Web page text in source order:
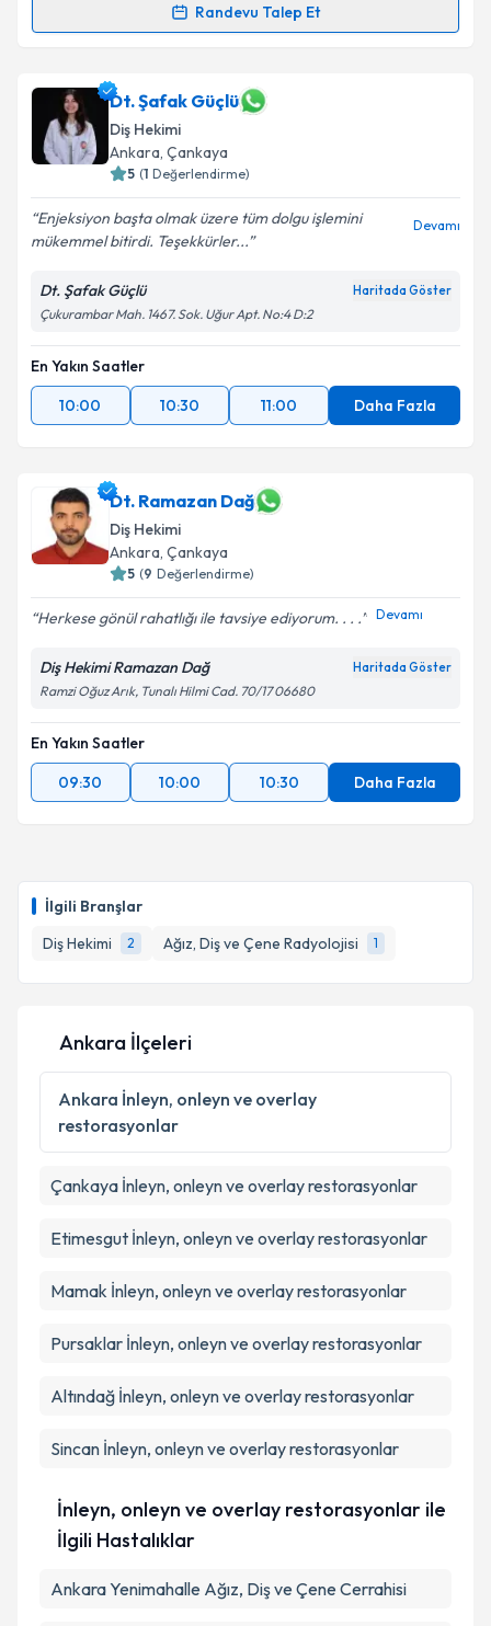
İlgili Branşlar
Diş Hekimi
2 Ağız, Diş ve Çene Radyolojisi 1
Randevu Talep Et
hazırlandığında e-posta ile bilgilendireceğiz.
E-posta Adresiniz
Kişisel verilerimin işlenmesine ilişkin
kapsamda işlenmesini kabul ediyorum.
Dt. Şafak Güçlü
Diş Hekimi
Ankara, Çankaya
5 (1 Değerlendirme)
Enjeksiyon başta olmak üzere tüm dolgu işlemini
mükemmel bitirdi. Teşekkürler...
Devamı
Dt. Şafak Güçlü Haritada Göster
Çukurambar Mah. 1467. Sok. Uğur Apt. No:4 D:2
En Yakın Saatler
10:00
10:30 11:00 Daha Fazla
Dt. Ramazan Dağ
Diş Hekimi
Ankara, Çankaya
5 (9 Değerlendirme)
Herkese gönül rahatlığı ile tavsiye ediyorum. . . . Devamı
Diş Hekimi Ramazan Dağ Haritada Göster
Ramzi Oğuz Arık, Tunalı Hilmi Cad. 70/17 06680
En Yakın Saatler
09:30
10:00 10:30 Daha Fazla
Ankara İlçeleri
Ankara İnleyn, onleyn ve overlay
restorasyonlar
Çankaya İnleyn, onleyn ve overlay restorasyonlar
Etimesgut İnleyn, onleyn ve overlay restorasyonlar
Mamak İnleyn, onleyn ve overlay restorasyonlar
Pursaklar İnleyn, onleyn ve overlay restorasyonlar
Altındağ İnleyn, onleyn ve overlay restorasyonlar
Sincan İnleyn, onleyn ve overlay restorasyonlar
İnleyn, onleyn ve overlay restorasyonlar ile
İlgili Hastalıklar
Ankara Yenimahalle Ağız, Diş ve Çene Cerrahisi